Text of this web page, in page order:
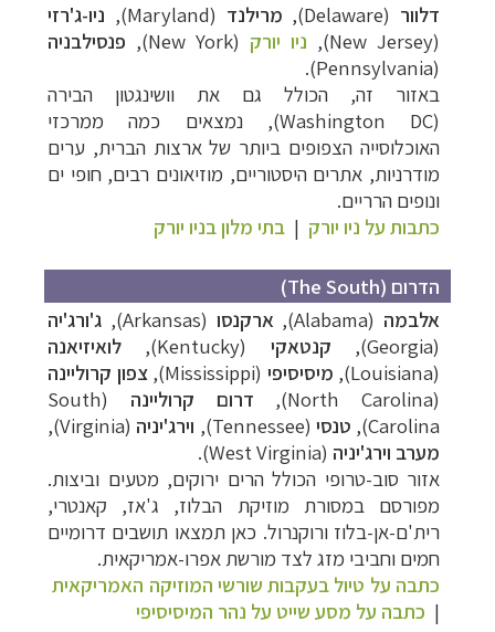
דלוור (Delaware), מרילנד (Maryland),
ניו-ג'רזי
(New Jersey),
ניו יורק (New York),
פנסילבניה
(Pennsylvania).
באזור זה, הכולל גם את וושינגטון הבירה
(Washington DC), נמצאים כמה ממרכזי
האוכלוסייה הצפופים ביותר של ארצות הברית, ערים
מודרניות, אתרים היסטוריים, מוזיאונים רבים, חופי ים
ונופים הרריים.
כתבות על ניו יורק | בתי מלון בניו יורק
הדרום (The South)
אלבמה (Alabama), ארקנסו (Arkansas),
ג'ורג'יה
(Georgia),
קנטאקי (Kentucky),
לואיזיאנה
(Louisiana),
מיסיסיפי (Mississippi),
צפון קרוליינה
(North Carolina),
דרום קרוליינה
(South
Carolina),
טנסי (Tennessee), וירג'יניה (Virginia),
מערב וירג'יניה (West Virginia).
אזור סוב-טרופי הכולל הרים ירוקים, מטעים וביצות.
מפורסם במסורת מוזיקת הבלוז, ג'אז, קאנטרי,
רית'ם-אן-בלוז ורוקנרול. כאן תמצאו תושבים דרומיים
חמים וחביבי מזג לצד מורשת אפרו-אמריקאית.
כתבה על טיול בעקבות שורשי המוזיקה האמריקאית
| כתבה על מסע שייט על נהר המיסיסיפי
תכנון טיולים לצפון אמריקהלחצו לרשימת היעדים »